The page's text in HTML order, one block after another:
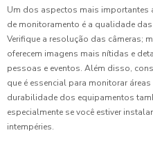
Um dos aspectos mais importantes
de monitoramento é a qualidade
Verifique a resolução das câmeras;
oferecem imagens mais nítidas e
pessoas e eventos. Além disso,
que é essencial para monitorar
durabilidade dos equipamentos
especialmente se você estiver
intempéries.